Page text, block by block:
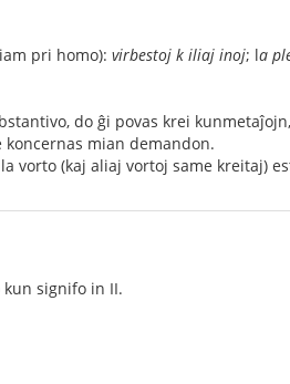
pri homo): virbestoj k iliaj inoj; la
do ĝi povas krei
mian demandon.
vorto (kaj aliaj vortoj same kreitaj)
kun signifo in II.